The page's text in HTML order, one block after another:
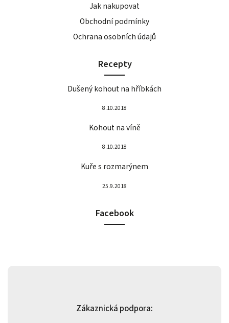
Zákaznická podpora:
Jak nakupovat
Obchodní podmínky
Ochrana osobních údajů
Recepty
Dušený kohout na hříbkách
8.10.2018
Kohout na víně
8.10.2018
Kuře s rozmarýnem
25.9.2018
Facebook